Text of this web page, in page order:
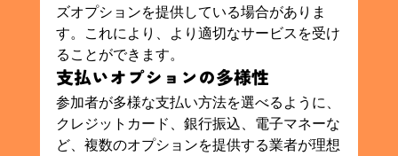
ズオプションを提供している場合がありま
す。これにより、より適切なサービスを受け
ることができます。
支払いオプションの多様性
参加者が多様な支払い方法を選べるように、
クレジットカード、銀行振込、電子マネーな
ど、複数のオプションを提供する業者が理想